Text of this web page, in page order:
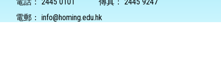
電郵： info@homing.edu.hk